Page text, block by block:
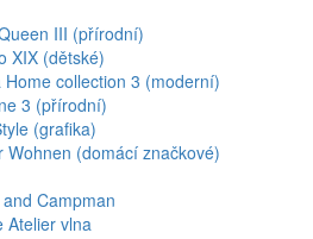
III (přírodní)
XIX (dětské)
Home collection 3 (moderní)
3 (přírodní)
(grafika)
Wohnen (domácí značkové)
Campman
Atelier vlna